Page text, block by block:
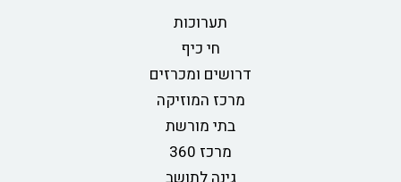
תערוכות
חי כיף
דרושים ומכרזים
מרכז המוזיקה
בתי מורשת
מרכז 360